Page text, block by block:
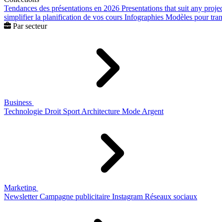
Tendances des présentations en 2026 Presentations that suit any
simplifier la planification de vos cours Infographies Modèles pour
Par secteur
Business
Technologie Droit Sport Architecture Mode Argent
Marketing
Newsletter Campagne publicitaire Instagram Réseaux sociaux